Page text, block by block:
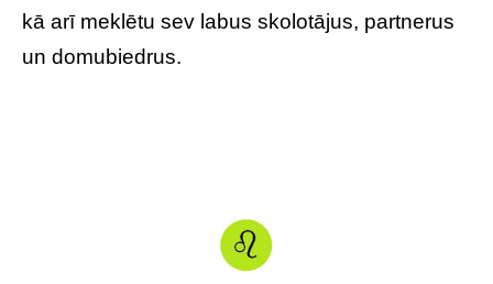
kā arī meklētu sev labus skolotājus, partnerus
un domubiedrus.